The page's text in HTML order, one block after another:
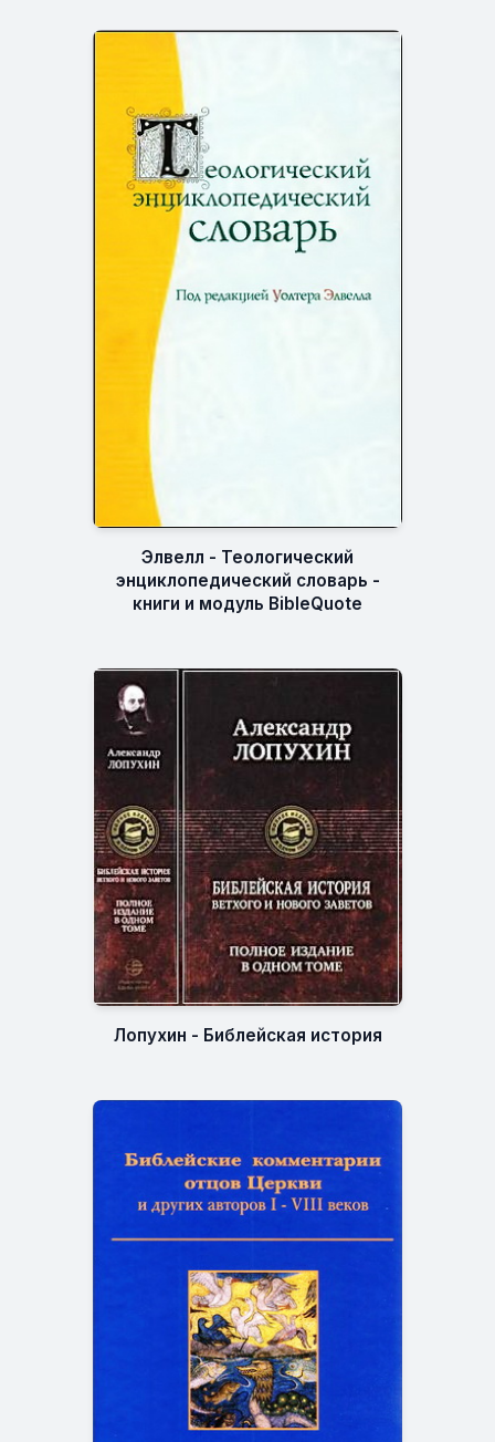
Элвелл - Теологический
энциклопедический словарь -
книги и модуль BibleQuote
Лопухин - Библейская история